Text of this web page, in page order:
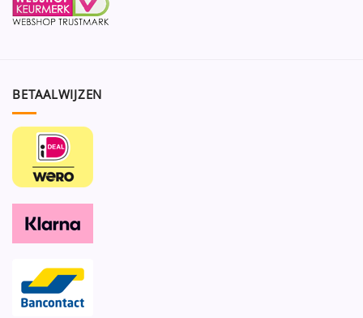
BETAALWIJZEN